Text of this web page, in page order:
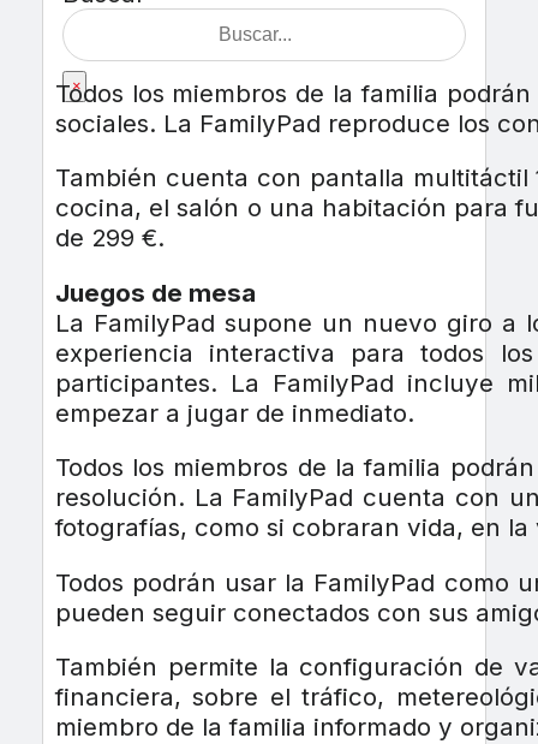
×
Todos los miembros de la familia
sociales. La FamilyPad reproduce los
También cuenta con pantalla
cocina, el salón o una habitación para
de 299 €.
Juegos de mesa
La FamilyPad supone un nuevo giro a
experiencia interactiva para todos
participantes. La FamilyPad incluye
empezar a jugar de inmediato.
Todos los miembros de la familia
resolución. La FamilyPad cuenta con
fotografías, como si cobraran vida, en
Todos podrán usar la FamilyPad como
pueden seguir conectados con sus
También permite la configuración de
financiera, sobre el tráfico,
miembro de la familia informado y